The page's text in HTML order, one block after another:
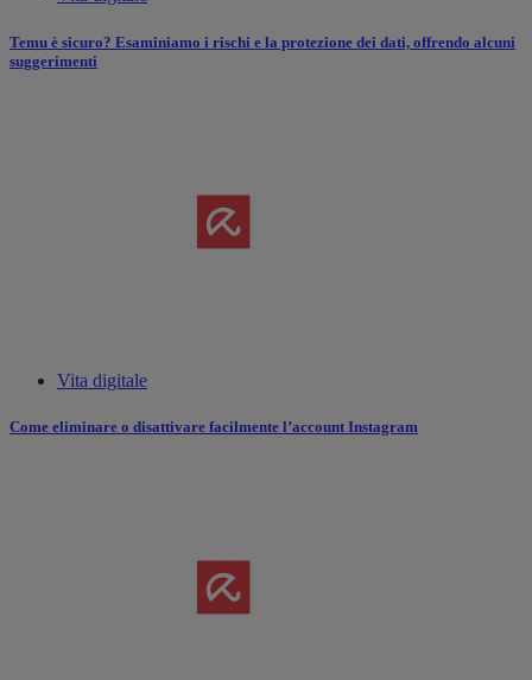
Temu è sicuro? Esaminiamo i rischi e la protezione dei dati, offrendo alcuni
suggerimenti
Vita digitale
Come eliminare o disattivare facilmente l’account Instagram